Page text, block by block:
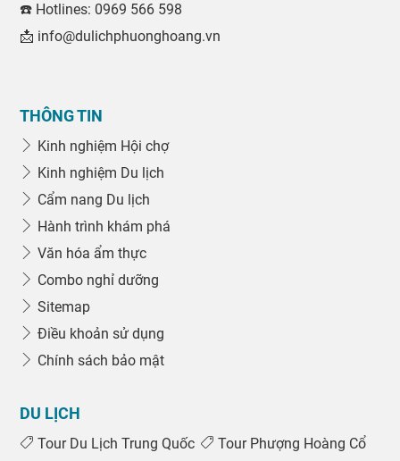
☎️ Hotlines: 0969 566 598
📩 info@dulichphuonghoang.vn
THÔNG TIN
Kinh nghiệm Hội chợ
Kinh nghiệm Du lịch
Cẩm nang Du lịch
Hành trình khám phá
Văn hóa ẩm thực
Combo nghỉ dưỡng
Sitemap
Điều khoản sử dụng
Chính sách bảo mật
DU LỊCH
Tour Du Lịch Trung Quốc
Tour Phượng Hoàng Cổ